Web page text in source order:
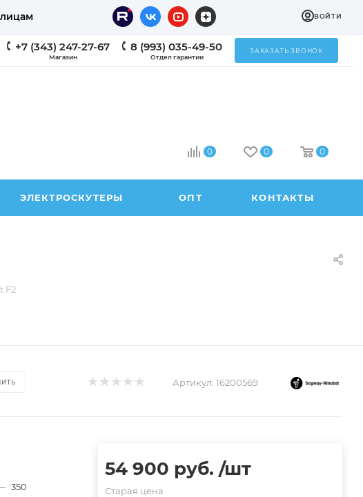
ВОЙТИ
+7 (343) 247-27-67
Магазин
8 (993) 035-49-50
Отдел гарантии
ЗАКАЗАТЬ ЗВОНОК
0 0 0
ЭЛЕКТРОСКУТЕРЫ ОПТ КОНТАКТЫ
F2
Артикул: 16200569
350
54 900 руб. /шт
Старая цена